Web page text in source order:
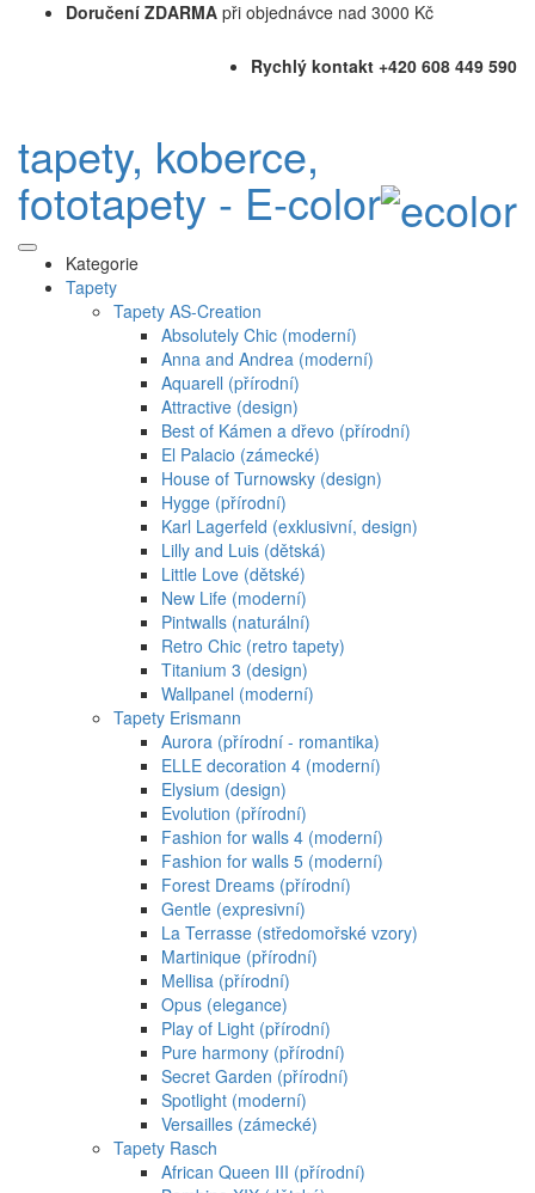
Doručení ZDARMA při objednávce nad 3000 Kč
Rychlý kontakt +420 608 449 590
tapety, koberce,
fototapety - E-color
Kategorie
Tapety
Tapety AS-Creation
Absolutely Chic (moderní)
Anna and Andrea (moderní)
Aquarell (přírodní)
Attractive (design)
Best of Kámen a dřevo (přírodní)
El Palacio (zámecké)
House of Turnowsky (design)
Hygge (přírodní)
Karl Lagerfeld (exklusivní, design)
Lilly and Luis (dětská)
Little Love (dětské)
New Life (moderní)
Pintwalls (naturální)
Retro Chic (retro tapety)
Titanium 3 (design)
Wallpanel (moderní)
Tapety Erismann
Aurora (přírodní - romantika)
ELLE decoration 4 (moderní)
Elysium (design)
Evolution (přírodní)
Fashion for walls 4 (moderní)
Fashion for walls 5 (moderní)
Forest Dreams (přírodní)
Gentle (expresivní)
La Terrasse (středomořské vzory)
Martinique (přírodní)
Mellisa (přírodní)
Opus (elegance)
Play of Light (přírodní)
Pure harmony (přírodní)
Secret Garden (přírodní)
Spotlight (moderní)
Versailles (zámecké)
Tapety Rasch
African Queen III (přírodní)